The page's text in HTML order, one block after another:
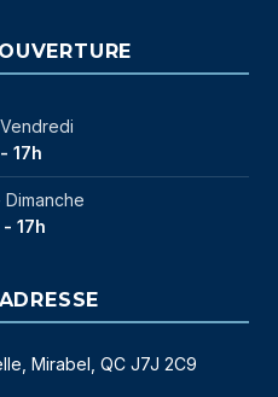
17h
17h
Mirabel, QC J7J 2C9